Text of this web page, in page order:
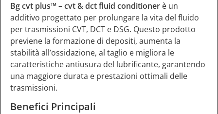
Bg cvt plus™ – cvt & dct fluid conditioner è un
additivo progettato per prolungare la vita del fluido
per trasmissioni CVT, DCT e DSG. Questo prodotto
previene la formazione di depositi, aumenta la
stabilità all’ossidazione, al taglio e migliora le
caratteristiche antiusura del lubrificante, garantendo
una maggiore durata e prestazioni ottimali delle
trasmissioni.
Benefici Principali